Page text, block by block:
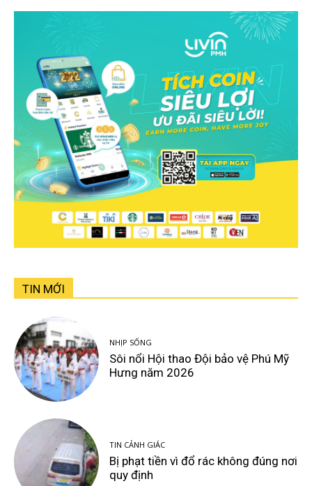
TIN MỚI
NHỊP SỐNG
Sôi nổi Hội thao Đội bảo vệ Phú Mỹ
Hưng năm 2026
TIN CẢNH GIÁC
Bị phạt tiền vì đổ rác không đúng nơi
quy định